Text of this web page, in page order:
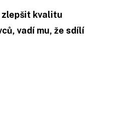
kvalitu
vadí mu, že sdílí